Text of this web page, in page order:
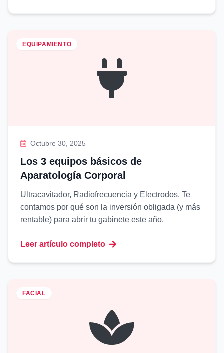
EQUIPAMIENTO
Octubre 30, 2025
Los 3 equipos básicos de
Aparatología Corporal
Ultracavitador, Radiofrecuencia y Electrodos. Te
contamos por qué son la inversión obligada (y más
rentable) para abrir tu gabinete este año.
Leer artículo completo
FACIAL